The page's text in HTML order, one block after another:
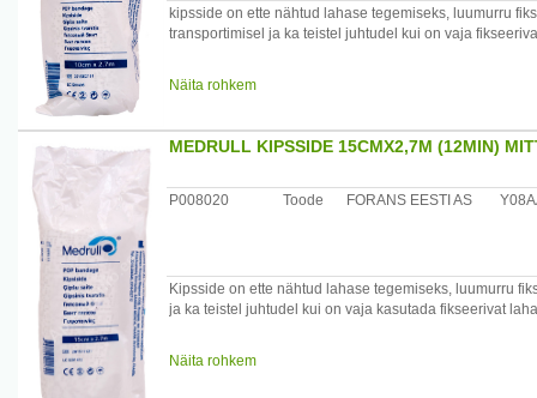
kipsside on ette nähtud lahase tegemiseks, luumurru
transportimisel ja ka teistel juhtudel kui on vaja
Tahenemise aeg: 2 kuni 15 minutit.
Näita rohkem
MEDRULL KIPSSIDE 15CMX2,7M (12MIN)
P008020 Toode FORANS EESTI AS
Kipsside on ette nähtud lahase tegemiseks, luumurru
ja ka teistel juhtudel kui on vaja kasutada fikseerivat
Näita rohkem